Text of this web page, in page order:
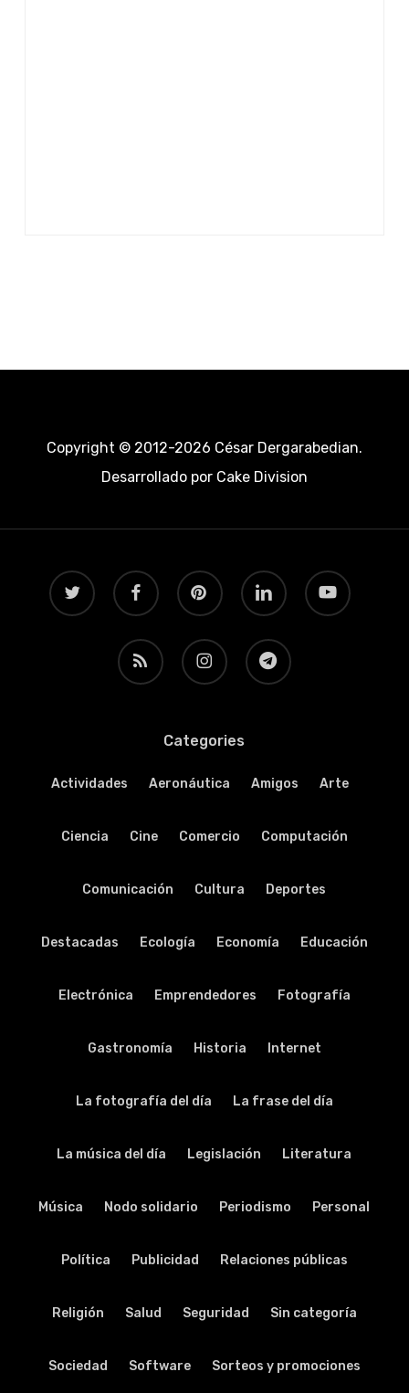
Copyright © 2012-2026 César Dergarabedian.
Desarrollado porCake Division
twitter facebook pinterest linkedin youtube
RSS instagram telegram
Categories
Actividades Aeronáutica Amigos Arte
Ciencia Cine Comercio Computación
Comunicación Cultura Deportes
Destacadas Ecología Economía Educación
Electrónica Emprendedores Fotografía
Gastronomía Historia Internet
La fotografía del día La frase del día
La música del día Legislación Literatura
Música Nodo solidario Periodismo Personal
Política Publicidad Relaciones públicas
Religión Salud Seguridad Sin categoría
Sociedad Software Sorteos y promociones